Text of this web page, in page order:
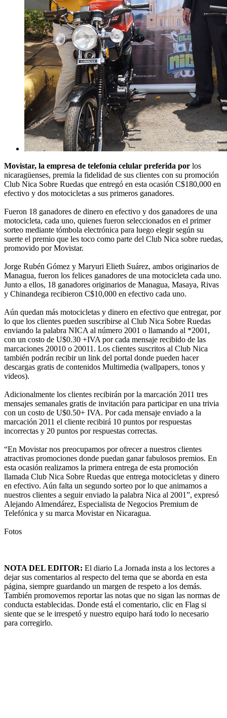
Movistar, la empresa de telefonía celular preferida por los
nicaragüenses, premia la fidelidad de sus clientes con su promoción
Club Nica Sobre Ruedas que entregó en esta ocasión C$180,000 en
efectivo y dos motocicletas a sus primeros ganadores.
Fueron 18 ganadores de dinero en efectivo y dos ganadores de una
motocicleta, cada uno, quienes fueron seleccionados en el primer
sorteo mediante tómbola electrónica para luego elegir según su
suerte el premio que les toco como parte del Club Nica sobre ruedas,
promovido por Movistar.
Jorge Rubén Gómez y Maryuri Elieth Suárez, ambos originarios de
Managua, fueron los felices ganadores de una motocicleta cada uno.
Junto a ellos, 18 ganadores originarios de Managua, Masaya, Rivas
y Chinandega recibieron C$10,000 en efectivo cada uno.
Aún quedan más motocicletas y dinero en efectivo que entregar, por
lo que los clientes pueden suscribirse al Club Nica Sobre Ruedas
enviando la palabra NICA al número 2001 o llamando al *2001,
con un costo de U$0.30 +IVA por cada mensaje recibido de las
marcaciones 20010 o 20011. Los clientes suscritos al Club Nica
también podrán recibir un link del portal donde pueden hacer
descargas gratis de contenidos Multimedia (wallpapers, tonos y
videos).
Adicionalmente los clientes recibirán por la marcación 2011 tres
mensajes semanales gratis de invitación para participar en una trivia
con un costo de U$0.50+ IVA. Por cada mensaje enviado a la
marcación 2011 el cliente recibirá 10 puntos por respuestas
incorrectas y 20 puntos por respuestas correctas.
“En Movistar nos preocupamos por ofrecer a nuestros clientes
atractivas promociones donde puedan ganar fabulosos premios. En
esta ocasión realizamos la primera entrega de esta promoción
llamada Club Nica Sobre Ruedas que entrega motocicletas y dinero
en efectivo. Aún falta un segundo sorteo por lo que animamos a
nuestros clientes a seguir enviado la palabra Nica al 2001”, expresó
Alejando Almendárez, Especialista de Negocios Premium de
Telefónica y su marca Movistar en Nicaragua.
Fotos
NOTA DEL EDITOR: El diario La Jornada insta a los lectores a
dejar sus comentarios al respecto del tema que se aborda en esta
página, siempre guardando un margen de respeto a los demás.
También promovemos reportar las notas que no sigan las normas de
conducta establecidas. Donde está el comentario, clic en Flag si
siente que se le irrespetó y nuestro equipo hará todo lo necesario
para corregirlo.